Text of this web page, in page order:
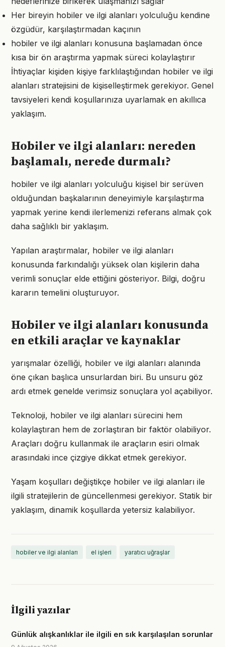
Her bireyin hobiler ve ilgi alanları yolculuğu kendine
özgüdür, karşılaştırmadan kaçının
hobiler ve ilgi alanları konusuna başlamadan önce
kısa bir ön araştırma yapmak süreci kolaylaştırır
İhtiyaçlar kişiden kişiye farklılaştığından hobiler ve ilgi
alanları stratejisini de kişiselleştirmek gerekiyor. Genel
tavsiyeleri kendi koşullarınıza uyarlamak en akıllıca
yaklaşım.
Hobiler ve ilgi alanları: nereden
başlamalı, nerede durmalı?
hobiler ve ilgi alanları yolculuğu kişisel bir serüven
olduğundan başkalarının deneyimiyle karşılaştırma
yapmak yerine kendi ilerlemenizi referans almak çok
daha sağlıklı bir yaklaşım.
Yapılan araştırmalar, hobiler ve ilgi alanları
konusunda farkındalığı yüksek olan kişilerin daha
verimli sonuçlar elde ettiğini gösteriyor. Bilgi, doğru
kararın temelini oluşturuyor.
Hobiler ve ilgi alanları konusunda
en etkili araçlar ve kaynaklar
yarışmalar özelliği, hobiler ve ilgi alanları alanında
öne çıkan başlıca unsurlardan biri. Bu unsuru göz
ardı etmek genelde verimsiz sonuçlara yol açabiliyor.
Teknoloji, hobiler ve ilgi alanları sürecini hem
kolaylaştıran hem de zorlaştıran bir faktör olabiliyor.
Araçları doğru kullanmak ile araçların esiri olmak
arasındaki ince çizgiye dikkat etmek gerekiyor.
Yaşam koşulları değiştikçe hobiler ve ilgi alanları ile
ilgili stratejilerin de güncellenmesi gerekiyor. Statik bir
yaklaşım, dinamik koşullarda yetersiz kalabiliyor.
hobiler ve ilgi alanları el işleri yaratıcı uğraşlar
İlgili yazılar
Günlük alışkanlıklar ile ilgili en sık karşılaşılan sorunlar